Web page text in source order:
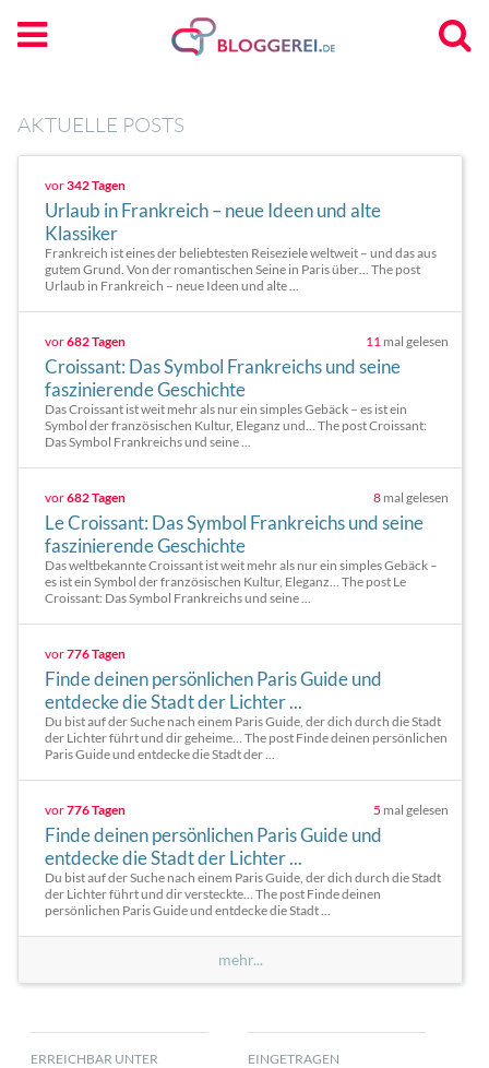
AKTUELLE POSTS
vor342 Tagen
Urlaub in Frankreich – neue Ideen und alte
Klassiker
Frankreich ist eines der beliebtesten Reiseziele weltweit – und das aus
gutem Grund. Von der romantischen Seine in Paris über… The post
Urlaub in Frankreich – neue Ideen und alte ...
vor682 Tagen 11 mal gelesen
Croissant: Das Symbol Frankreichs und seine
faszinierende Geschichte
Das Croissant ist weit mehr als nur ein simples Gebäck – es ist ein
Symbol der französischen Kultur, Eleganz und… The post Croissant:
Das Symbol Frankreichs und seine ...
vor682 Tagen 8 mal gelesen
Le Croissant: Das Symbol Frankreichs und seine
faszinierende Geschichte
Das weltbekannte Croissant ist weit mehr als nur ein simples Gebäck –
es ist ein Symbol der französischen Kultur, Eleganz… The post Le
Croissant: Das Symbol Frankreichs und seine ...
vor776 Tagen
Finde deinen persönlichen Paris Guide und
entdecke die Stadt der Lichter ...
Du bist auf der Suche nach einem Paris Guide, der dich durch die Stadt
der Lichter führt und dir geheime… The post Finde deinen persönlichen
Paris Guide und entdecke die Stadt der ...
vor776 Tagen 5 mal gelesen
Finde deinen persönlichen Paris Guide und
entdecke die Stadt der Lichter ...
Du bist auf der Suche nach einem Paris Guide, der dich durch die Stadt
der Lichter führt und dir versteckte… The post Finde deinen
persönlichen Paris Guide und entdecke die Stadt ...
mehr...
ERREICHBAR UNTER EINGETRAGEN